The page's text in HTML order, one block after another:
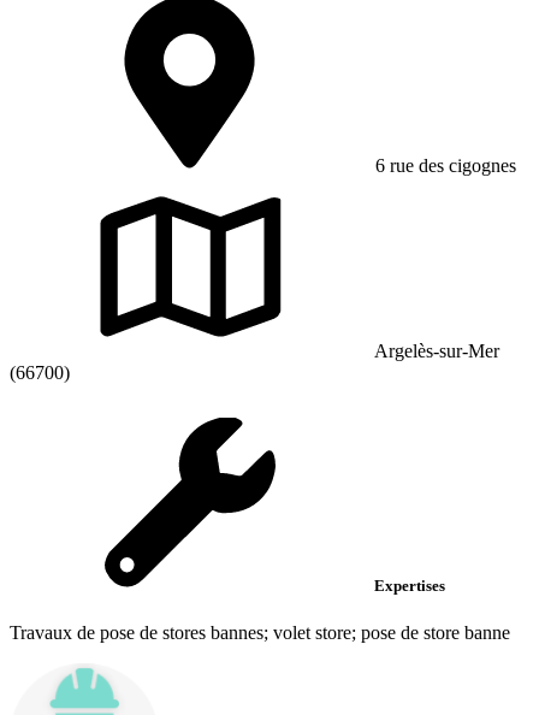
6 rue des cigognes
Argelès-sur-Mer
(66700)
Expertises
Travaux de pose de stores bannes; volet store; pose de store banne